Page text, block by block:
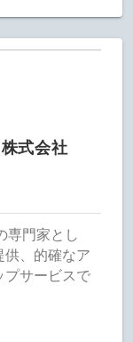
式会社
専門家とし
供、的確なア
プサービスで